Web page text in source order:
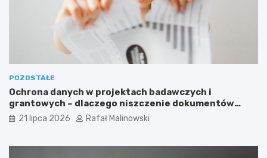
POZOSTAŁE
Ochrona danych w projektach badawczych i
grantowych – dlaczego niszczenie dokumentów
musi być częścią procedury?
21 lipca 2026 Rafał Malinowski